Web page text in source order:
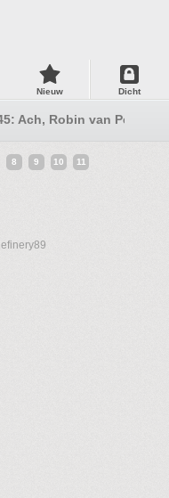
Nieuw Dicht
Ach, Robin van Persie
8 9 10 11